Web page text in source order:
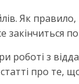
Як
закінчиться
роботі з
про те,